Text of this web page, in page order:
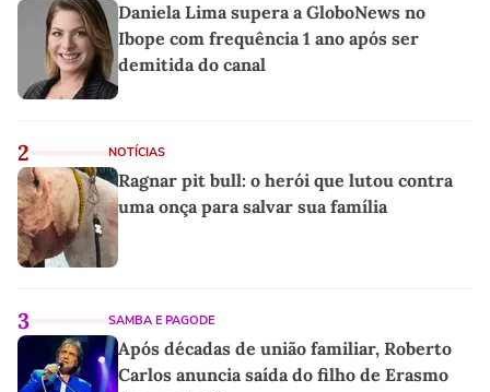
Daniela Lima supera a GloboNews no
Ibope com frequência 1 ano após ser
demitida do canal
2 NOTÍCIAS
Ragnar pit bull: o herói que lutou contra
uma onça para salvar sua família
3 SAMBA E PAGODE
Após décadas de união familiar, Roberto
Carlos anuncia saída do filho de Erasmo